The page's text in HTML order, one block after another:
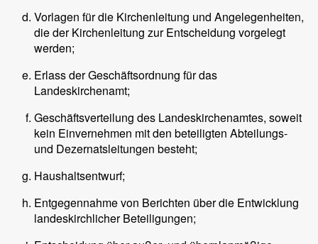
Vorlagen für die Kirchenleitung und Angelegenheiten,
die der Kirchenleitung zur Entscheidung vorgelegt
werden;
Erlass der Geschäftsordnung für das
Landeskirchenamt;
Geschäftsverteilung des Landeskirchenamtes, soweit
kein Einvernehmen mit den beteiligten Abteilungs-
und Dezernatsleitungen besteht;
Haushaltsentwurf;
Entgegennahme von Berichten über die Entwicklung
landeskirchlicher Beteiligungen;